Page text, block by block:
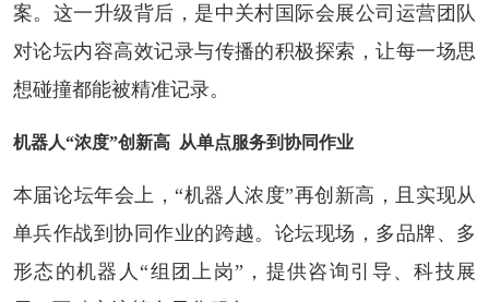
案。这一升级背后，是中关村国际会展公司运营团队
对论坛内容高效记录与传播的积极探索，让每一场思
想碰撞都能被精准记录。
机器人“浓度”创新高 从单点服务到协同作业
本届论坛年会上，“机器人浓度”再创新高，且实现从
单兵作战到协同作业的跨越。论坛现场，多品牌、多
形态的机器人“组团上岗”，提供咨询引导、科技展